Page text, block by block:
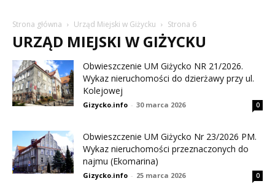
Strona główna Urząd Miejski w Giżycku Strona 6
URZĄD MIEJSKI W GIŻYCKU
Obwieszczenie UM Giżycko NR 21/2026.
Wykaz nieruchomości do dzierżawy przy ul.
Kolejowej
Gizycko.info - 30 marca 2026 0
Obwieszczenie UM Giżycko Nr 23/2026 PM.
Wykaz nieruchomości przeznaczonych do
najmu (Ekomarina)
Gizycko.info - 25 marca 2026 0